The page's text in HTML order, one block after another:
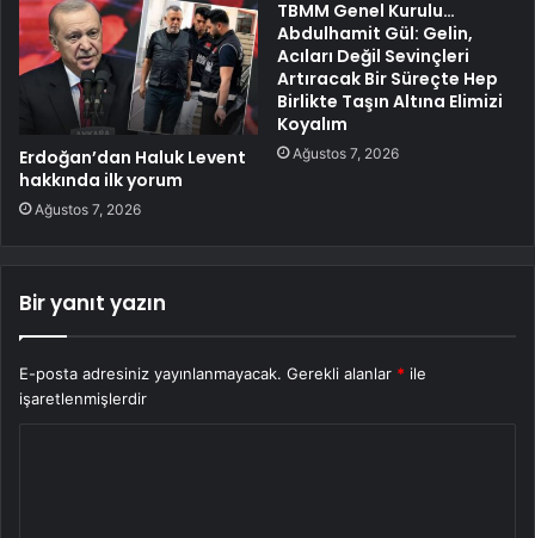
Erdoğan’dan Haluk Levent
hakkında ilk yorum
Ağustos 7, 2026
TBMM Genel Kurulu…
Abdulhamit Gül: Gelin,
Acıları Değil Sevinçleri
Artıracak Bir Süreçte Hep
Birlikte Taşın Altına Elimizi
Koyalım
Ağustos 7, 2026
Bir yanıt yazın
E-posta adresiniz yayınlanmayacak. Gerekli alanlar * ile
işaretlenmişlerdir